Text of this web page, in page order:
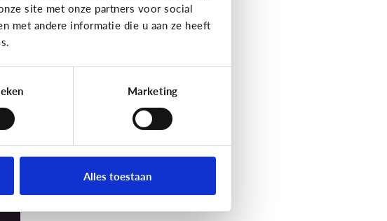
site met onze partners voor social
met andere informatie die u aan ze heeft
Marketing
Alles toestaan